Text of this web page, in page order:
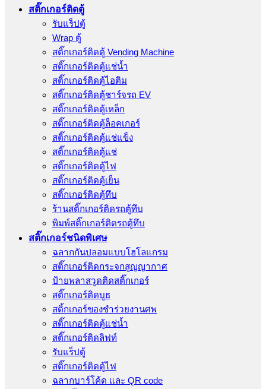
สติ๊กเกอร์ติดตู้
รับแร็ปตู้
Wrap ตู้
สติ๊กเกอร์ติดตู้ Vending Machine
สติ๊กเกอร์ติดตู้แช่น้ำ
สติ๊กเกอร์ติดตู้ไอติม
สติ๊กเกอร์ติดตู้ชาร์จรถ EV
สติ๊กเกอร์ติดตู้เหล็ก
สติ๊กเกอร์ติดตู้ล็อคเกอร์
สติ๊กเกอร์ติดตู้แช่แข็ง
สติ๊กเกอร์ติดตู้แช่
สติ๊กเกอร์ติดตู้ไฟ
สติ๊กเกอร์ติดตู้เย็น
สติ๊กเกอร์ติดตู้ทึบ
ร้านสติ๊กเกอร์ติดรถตู้ทึบ
พิมพ์สติ๊กเกอร์ติดรถตู้ทึบ
สติ๊กเกอร์ชนิดพิเศษ
ฉลากกันปลอมแบบโฮโลแกรม
สติ๊กเกอร์ติดกระจกสูญญากาศ
ป้ายพลาสวูดติดสติ๊กเกอร์
สติ๊กเกอร์ติดบูธ
สติ้กเกอร์ของชำร่วยงานศพ
สติ๊กเกอร์ติดตู้แช่น้ำ
สติ๊กเกอร์ติดลิฟท์
รับแร็ปตู้
สติ๊กเกอร์ติดตู้ไฟ
ฉลากบาร์โค้ด และ QR code